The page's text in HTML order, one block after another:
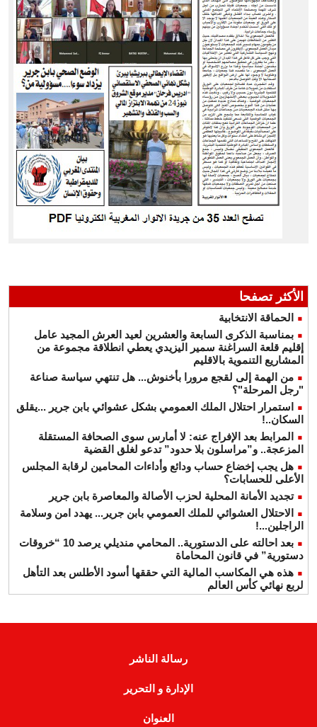
الأكثر تصفحا
الحماقة الانتخابية
بمناسبة الذكرى السابعة والعشرين لعيد العرش المجيد عامل
إقليم قلعة السراغنة سمير اليزيدي يعطي انطلاقة مجموعة من
المشاريع التنموية بالاقليم
من الهمة إلى لقجع مرورا بأخنوش... هل تنتهي سياسة صناعة
"رجل المرحلة"؟
استمرار احتلال الملك العمومي بشكل عشوائي بابن جرير ...يقلق
السكان..!
المرابط بعد الإفراج عنه: لا أمارس سوى الصحافة المستقلة
المزعجة.. و”مراسلون بلا حدود” تدعو لغلق القضية
هل يجب إخضاع حساب ودائع وأداءات المحامين لرقابة المجلس
الأعلى للحسابات؟
تجديد الأمانة المحلية لحزب الأصالة والمعاصرة بابن جرير
الاحتلال العشوائي للملك العمومي بابن جرير... يهدد امن وسلامة
الراجلين...!
بعد احالته على الدستورية.. المحامي منديلي يرصد 10 “خروقات
دستورية” في قانون المحاماة
هذه هي المكاسب المالية التي حققها أسود الأطلس بعد التأهل
لربع نهائي كأس العالم
رسالة الناشر
الإدارة و التحرير
العنوان